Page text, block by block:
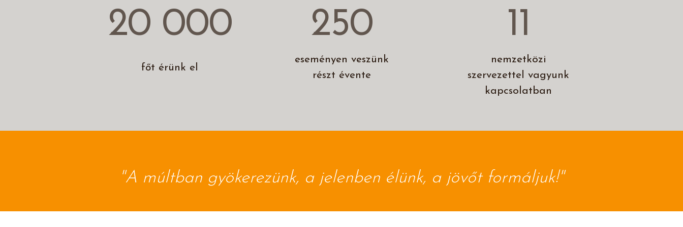
20 000
főt érünk el
250
eseményen veszünk
részt évente
11
nemzetközi
szervezettel vagyunk
kapcsolatban
"A múltban gyökerezünk, a jelenben élünk, a jövőt formáljuk!"